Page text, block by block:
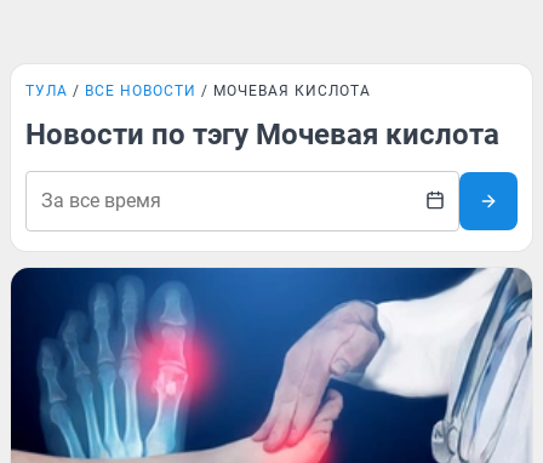
ТУЛА ВСЕ НОВОСТИ МОЧЕВАЯ КИСЛОТА
Новости по тэгу Мочевая кислота